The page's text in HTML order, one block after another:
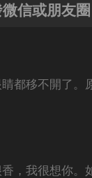
信或朋友圈
都移不開了。
，我很想你